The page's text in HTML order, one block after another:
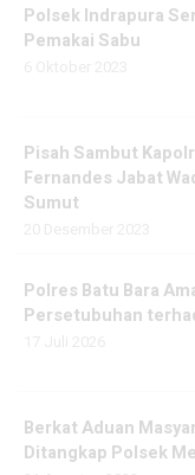
Polsek Indrapura
Pemakai Sabu
Pisah Sambut
Fernandes Jabat
Sumut
Polres Batu Bara
Persetubuhan
Berkat Aduan
Ditangkap Polsek